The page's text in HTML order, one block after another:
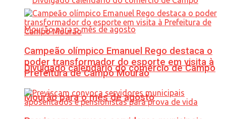
Divulgado calendário do comércio de Campo
Mourão para o mês de agosto
Campeão olímpico Emanuel Rego destaca o
poder transformador do esporte em visita à
Prefeitura de Campo Mourão